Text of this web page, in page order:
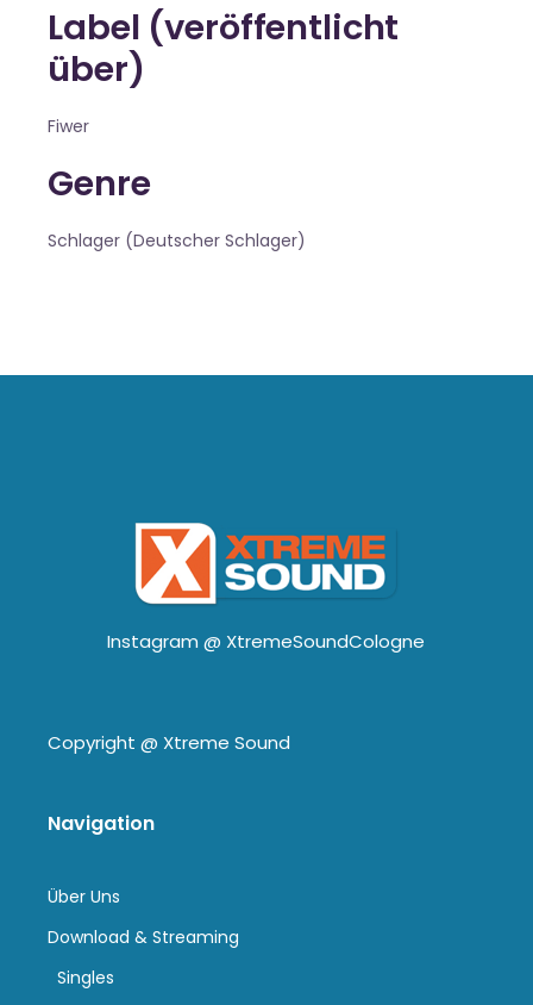
Label (veröffentlicht
über)
Fiwer
Genre
Schlager (Deutscher Schlager)
Instagram @ XtremeSoundCologne
Copyright @ Xtreme Sound
Navigation
Über Uns
Download & Streaming
Singles